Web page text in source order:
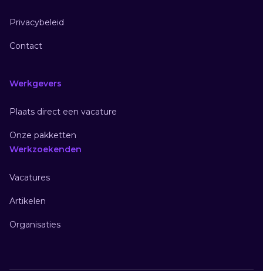
Privacybeleid
Contact
Werkgevers
Plaats direct een vacature
Onze pakketten
Werkzoekenden
Vacatures
Artikelen
Organisaties